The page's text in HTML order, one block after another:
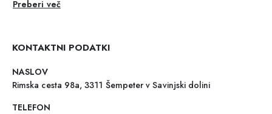
Preberi več
KONTAKTNI PODATKI
NASLOV
Rimska cesta 98a, 3311 Šempeter v Savinjski dolini
TELEFON